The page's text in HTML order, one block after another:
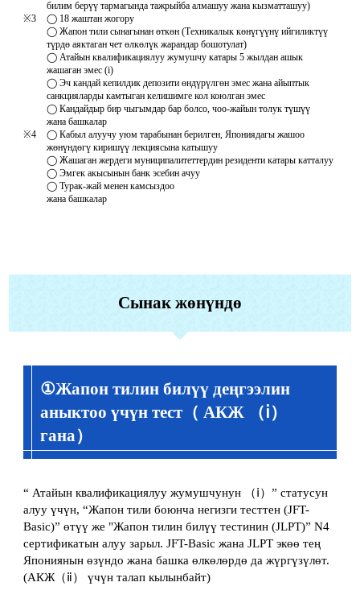
билим берүү тармагында тажрыйба алмашуу жана кызматташуу)
※3
◯ 18 жаштан жогору
◯ Жапон тили сынагынан өткөн (Техникалык көнүгүүнү ийгиликтүү
түрдө аяктаган чет өлкөлүк жарандар бошотулат)
◯ Атайын квалификациялуу жумушчу катары 5 жылдан ашык
жашаган эмес (i)
◯ Эч кандай кепилдик депозити өндүрүлгөн эмес жана айыптык
санкцияларды камтыган келишимге кол коюлган эмес
◯ Кандайдыр бир чыгымдар бар болсо, чоо-жайын толук түшүү
жана башкалар
※4
◯ Кабыл алуучу уюм тарабынан берилген, Япониядагы жашоо
жөнүндөгү киришүү лекциясына катышуу
◯ Жашаган жердеги муниципалитеттердин резиденти катары катталуу
◯ Эмгек акысынын банк эсебин ачуу
◯ Турак-жай менен камсыздоо
жана башкалар
Сынак жөнүндө
①Жапон тилин билүү деңгээлин
аныктоо үчүн тест（ АКЖ （ⅰ）
гана）
“ Атайын квалификациялуу жумушчунун （ⅰ）” статусун
алуу үчүн, “Жапон тили боюнча негизги тесттен (JFT-
Basic)” өтүү же "Жапон тилин билүү тестинин (JLPT)” N4
сертификатын алуу зарыл. JFT-Basic жана JLPT экөө тең
Япониянын өзүндо жана башка өлкөлөрдө да жүргүзүлөт.
(АКЖ（ⅱ） үчүн талап кылынбайт)